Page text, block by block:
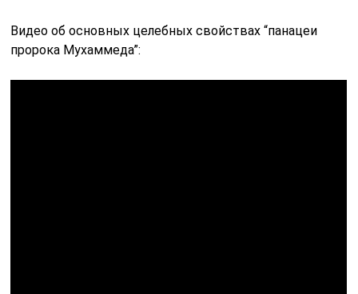
Видео об основных целебных свойствах “панацеи
пророка Мухаммеда”: